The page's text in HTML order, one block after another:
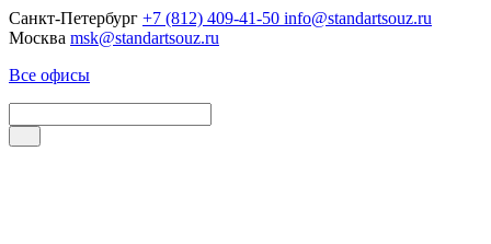
Санкт-Петербург +7 (812) 409-41-50 info@standartsouz.ru
Москва msk@standartsouz.ru
Все офисы